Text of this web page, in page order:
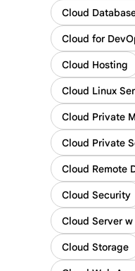
Cloud
Cloud for
Cloud Hosting
Cloud Linux
Cloud Private
Cloud Private
Cloud Remote
Cloud Security
Cloud Server w
Cloud Storage